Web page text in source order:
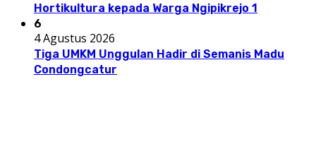
Hortikultura kepada Warga Ngipikrejo 1
6
4 Agustus 2026
Tiga UMKM Unggulan Hadir di Semanis Madu
Condongcatur